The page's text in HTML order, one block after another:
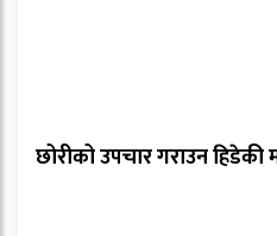
छोरीको उपचार गराउन